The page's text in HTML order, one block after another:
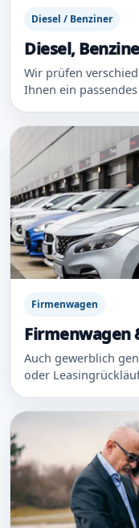
Diesel / Benziner
Diesel,
Wir prüfen
Ihnen ein
Firmenwagen
Firmenwagen
Auch gewerblich
oder